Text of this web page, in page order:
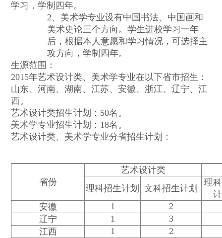
学习，学制四年。
2、美术学专业设有中国书法、中国画和
美术史论三个方向。学生进校学习一年
后，根据本人意愿和学习情况，可选择主
攻方向，学制四年。
生源范围：
2015年艺术设计类、美术学专业在以下省市招生：
山东、河南、湖南、江苏、安徽、浙江、辽宁、江
西。
艺术设计类招生计划：50名。
美术学专业招生计划：18名。
艺术设计类、美术学专业分省招生计划：
省份
艺术设计类
理科招生计划
文科招生计划
理
安徽
1
2
辽宁
1
3
江西
1
2